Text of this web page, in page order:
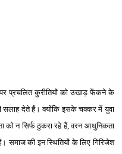
प्रचलित कुरीतियों को उखाड़ फेंकने के
सलाह देते हैं। क्‍योंकि इसके चक्‍कर में युवा
को न सिर्फठुकरा रहे हैं, वरन आधुनिकता
समाज की इन स्थितियों के लिए गिरिजेश